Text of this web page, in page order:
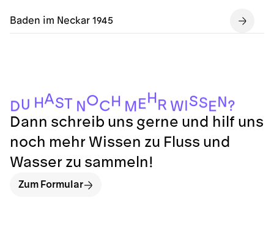
Baden im Neckar 1945
DU H AST NOC H M E H R W SSE N ?
Dann schreib uns gerne und hilf uns
noch mehr Wissen zu Fluss und
Wasser zu sammeln!
Zum Formular